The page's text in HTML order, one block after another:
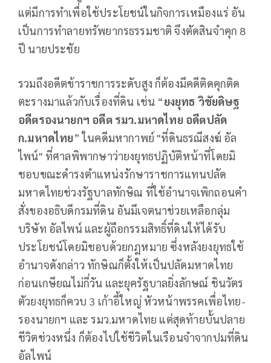
แต่มีการทำเพื่อใช้ประโยชน์ในกิจการเหมืองแร่ อัน
เป็นการทำลายทรัพยากรธรรมชาติ จึงตัดสินจำคุก 8
ปี นายประชัย
รวมถึงอดีตข้าราชการระดับสูง ก็ต้องมีคดีติดคุกติด
ตะรางมาแล้วกับเรื่องที่ดิน เช่น “ยงยุทธ วิชัยดิษฐ
อดีตรองนายกฯ อดีต รมว.มหาดไทย อดีตปลัด
ก.มหาดไทย” ในคดีมหากาพย์ "ที่ดินธรณีสงฆ์ อัล
ไพน์" ที่ศาลพิพากษาว่ายงยุทธปฏิบัติหน้าที่โดยมิ
ชอบขณะดำรงตำแหน่งรักษาราชการแทนปลัด
มหาดไทยช่วงรัฐบาลทักษิณ ที่ใช้อำนาจเพิกถอนคำ
สั่งของอธิบดีกรมที่ดิน อันมีเจตนาช่วยเหลือกลุ่ม
บริษัท อัลไพน์ และผู้ถือกรรมสิทธิ์ที่ดินให้ได้รับ
ประโยชน์โดยมิชอบด้วยกฎหมาย ซึ่งหลังยงยุทธใช้
อำนาจดังกล่าว ทักษิณก็ตั้งให้เป็นปลัดมหาดไทย
ก่อนเกษียณไม่กี่วัน และยุครัฐบาลยิ่งลักษณ์ ชินวัตร
ตัวยงยุทธก็ควบ 3 เก้าอี้ใหญ่ หัวหน้าพรรคเพื่อไทย-
รองนายกฯ และ รมว.มหาดไทย แต่สุดท้ายบั้นปลาย
ชีวิตช่วงหนึ่ง ก็ต้องไปใช้ชีวิตในเรือนจำจากปมที่ดิน
อัลไพน์